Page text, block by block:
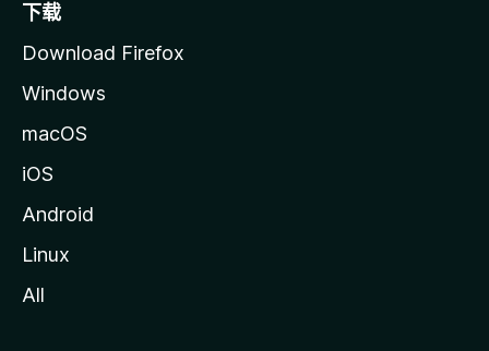
下载
Download Firefox
Windows
macOS
iOS
Android
Linux
All